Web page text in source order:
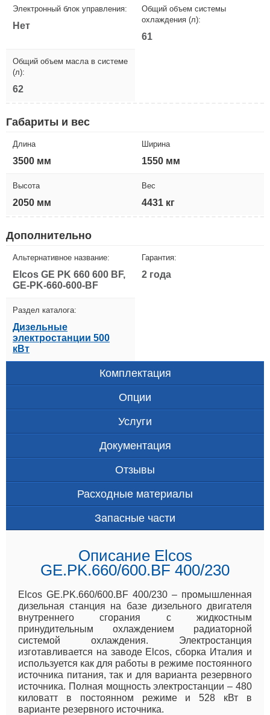
Электронный блок управления:
Нет
Общий объем системы
охлаждения (л):
61
Общий объем масла в системе
(л):
62
Габариты и вес
Длина
3500 мм
Ширина
1550 мм
Высота
2050 мм
Вес
4431 кг
Дополнительно
Альтернативное название:
Elcos GE PK 660 600 BF,
GE-PK-660-600-BF
Гарантия:
2 года
Раздел каталога:
Дизельные
электростанции 500
кВт
Комплектация
Опции
Услуги
Документация
Отзывы
Расходные материалы
Запасные части
Описание Elcos
GE.PK.660/600.BF 400/230
Elcos GE.PK.660/600.BF 400/230 – промышленная
дизельная станция на базе дизельного двигателя
внутреннего сгорания с жидкостным
принудительным охлаждением радиаторной
системой охлаждения. Электростанция
изготавливается на заводе Elcos, сборка Италия и
используется как для работы в режиме постоянного
источника питания, так и для варианта резервного
источника. Полная мощность электростанции – 480
киловатт в постоянном режиме и 528 кВт в
варианте резервного источника.